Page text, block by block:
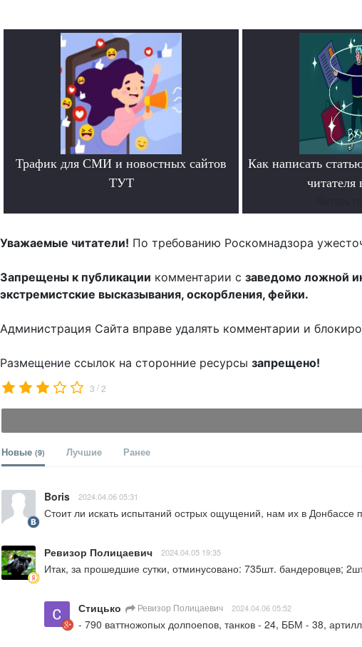
Трафик для СМИ и новостных сайтов
ТУТ
Как написать
читателя
Уважаемые читатели! По требованию Роскомнадзора
Запрещены к публикации комментарии с заведомо ложной
экстремистские высказывания, оскорбления, фейки.
Администрация Сайта вправе удалять комментарии и
Размещение ссылок на сторонние ресурсы запрещено!
3 /2
Новые (9) Лучшие Ранее
Boris 2024.04.06 05:31
Стоит ли искать испытаний острых ощущений, нам их в Донбассе
Ревизор Полицаевич 2024.04.05 19:35
Итак, за прошедшие сутки, отминусовано: 735шт. бандеровцев;
Стицько Ревизор Полицаевич 2024.04.06 05:52
- 790 ваттножопых долпоепов, танков - 24, ББМ - 38,